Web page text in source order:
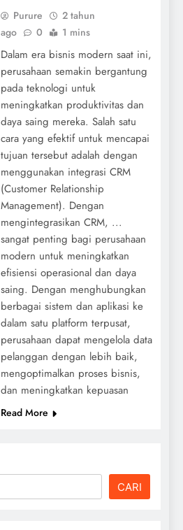
Purure
2 tahun
ago
0 1 mins
Dalam era bisnis modern saat ini,
perusahaan semakin bergantung
pada teknologi untuk
meningkatkan produktivitas dan
daya saing mereka. Salah satu
cara yang efektif untuk mencapai
tujuan tersebut adalah dengan
menggunakan integrasi CRM
(Customer Relationship
Management). Dengan
mengintegrasikan CRM, ...
sangat penting bagi perusahaan
modern untuk meningkatkan
efisiensi operasional dan daya
saing. Dengan menghubungkan
berbagai sistem dan aplikasi ke
dalam satu platform terpusat,
perusahaan dapat mengelola data
pelanggan dengan lebih baik,
mengoptimalkan proses bisnis,
dan meningkatkan kepuasan
Read More
CARI